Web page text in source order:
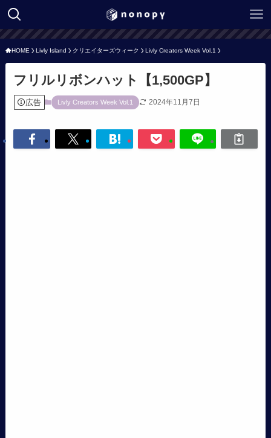
HOME Livly Island クリエイターズウィーク Livly Creators Week Vol.1
フリルリボンハット【1,500GP】
広告 Livly Creators Week Vol.1 2024年11月7日